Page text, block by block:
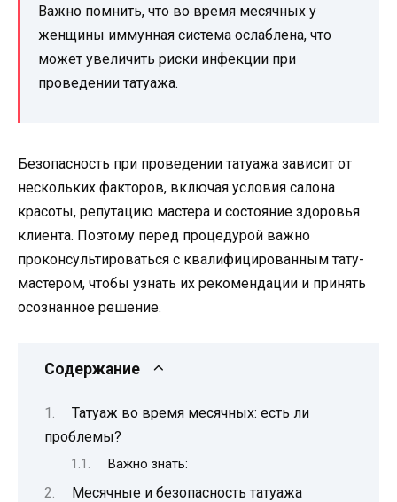
Важно помнить, что во время месячных у
женщины иммунная система ослаблена, что
может увеличить риски инфекции при
проведении татуажа.
Безопасность при проведении татуажа зависит от
нескольких факторов, включая условия салона
красоты, репутацию мастера и состояние здоровья
клиента. Поэтому перед процедурой важно
проконсультироваться с квалифицированным тату-
мастером, чтобы узнать их рекомендации и принять
осознанное решение.
Содержание
Татуаж во время месячных: есть ли
проблемы?
Важно знать:
Месячные и безопасность татуажа